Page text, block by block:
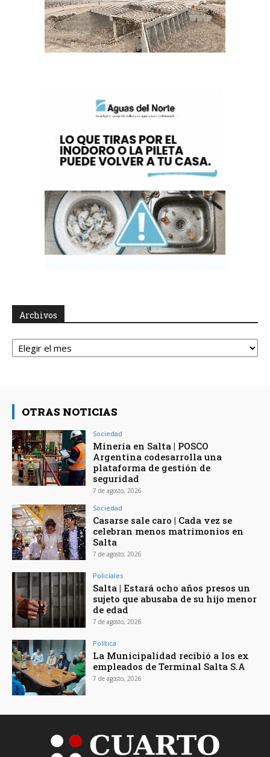
Archivos
Archivos
OTRAS NOTICIAS
Sociedad
Minería en Salta | POSCO
Argentina codesarrolla una
plataforma de gestión de
seguridad
7 de agosto, 2026
Sociedad
Casarse sale caro | Cada vez se
celebran menos matrimonios en
Salta
7 de agosto, 2026
Policiales
Salta | Estará ocho años presos un
sujeto que abusaba de su hijo menor
de edad
7 de agosto, 2026
Política
La Municipalidad recibió a los ex
empleados de Terminal Salta S.A
7 de agosto, 2026